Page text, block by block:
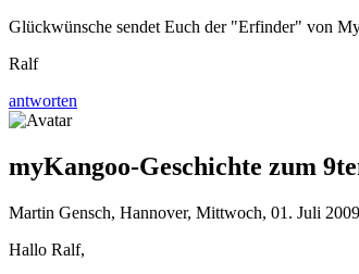
Glückwünsche sendet Euch der "Erfinder" von
Ralf
antworten
myKangoo-Geschichte zum
Martin Gensch, Hannover, Mittwoch, 01. Juli
Hallo Ralf,